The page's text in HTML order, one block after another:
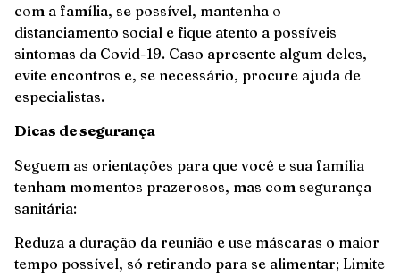
com a família, se possível, mantenha o
distanciamento social e fique atento a possíveis
sintomas da Covid-19. Caso apresente algum deles,
evite encontros e, se necessário, procure ajuda de
especialistas.
Dicas de segurança
Seguem as orientações para que você e sua família
tenham momentos prazerosos, mas com segurança
sanitária:
Reduza a duração da reunião e use máscaras o maior
tempo possível, só retirando para se alimentar; Limite